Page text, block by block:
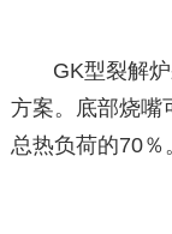
GK型裂解
方案。底部烧嘴
总热负荷的70％